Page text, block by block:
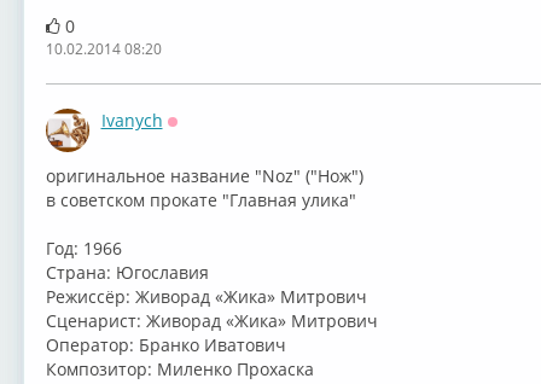
0
10.02.2014 08:20
Ivanych
оригинальное название "Noz" ("Нож")
в советском прокате "Главная улика"
Год: 1966
Страна: Югославия
Режиссёр: Живорад «Жика» Митрович
Сценарист: Живорад «Жика» Митрович
Оператор: Бранко Иватович
Композитор: Миленко Прохаска